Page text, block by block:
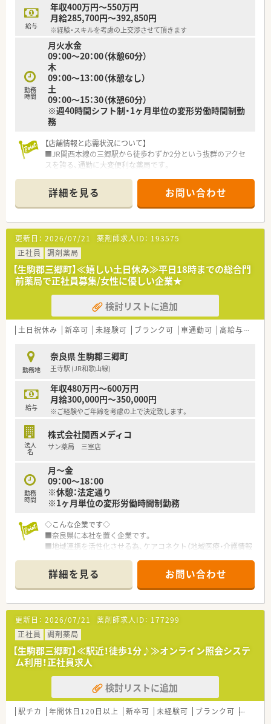
給与
年収400万円～550万円
月給285,700円～392,850円
※経験・スキルを考慮の上交渉させて頂きます
勤務
時間
月火水金
09：00～20：00（休憩60分）
木
09：00～13：00（休憩なし）
土
09：00～15：30（休憩60分）
※週40時間シフト制・1ヶ月単位の変形労働時間制勤
務
【店舗情報と応需状況について】
■JR関西本線の三郷駅から徒歩わずか2分という抜群のアクセ
スを誇る、通勤に大変便利な薬局です。
療にも積極的に取り組んでいます。
■1日の処方箋枚数は60～70枚で、現在は常勤薬剤師1名とパー
ト薬剤師2名、事務スタッフで運営しています。
【職場環境と雰囲気】
■一日あたりの処方箋枚数が少ないため、焦ることなく自分のペ
ースでじっくりと業務に取り組めます。
■地域に密着した店舗のため、顔なじみの患者様が多く、アット
ホームで温かい雰囲気が特徴です。
■急なお休みにも法人全体で対応できるヘルプ体制が整ってお
り、安心して働くことができる職場です。
【法人特徴について】
■奈良県内を中心に27店舗の調剤薬局を展開し、地域住民の健
■「現場の薬剤師が主役」という方針を掲げており、各店舗の特
色を活かした運営を尊重する社風です。
■充実したヘルプ体制が整っているため、組織全体で支え合いな
がら希望休も取得しやすい環境です。
詳細を見る お問い合わせ
更新日： 2026/07/21 薬剤師求人ID： 193575
正社員
調剤薬局
【生駒郡三郷町】≪嬉しい土日休み≫平日18時までの総合門
前薬局で正社員募集/女性に優しい企業★
検討リストに追加
土日祝休み 新卒可 未経験可 ブランク可 車通勤可 高給与(600万円以上)
勤務地
奈良県 生駒郡三郷町
王寺駅 (JR和歌山線)
給与
年収480万円～600万円
月給300,000円～350,000円
※ご経験やご年齢を考慮の上で決定致します。
法人
名
株式会社関西メディコ
サン薬局 三室店
勤務
時間
月～金
09：00～18：00
※休憩：法定通り
※1ヶ月単位の変形労働時間制勤務
◇こんな企業です◇
■奈良県に本社を置く企業です。
■地域連携を活性化させる為、ケアコネクト（地域医療・介護情報
■ボトムアップを大切にする会社です。在宅推進チームや学会
発表チーム、マニュアルチームなど手上げ式で有志を募り、やり
たい仕事をしてもらいながら社内を活気付けたいという考えで
す。
■ライフワークバランスも重視されており、有休取得率100％、
育休取得・復帰率100％、平均残業時間7ｈ/月、離職率5％など従
業員満足度は非常に高いです。
■ボトムアップ・地域連携・ライフワークバランスを実現してい
る結果、「優良企業ガイド 2018」にて奈良県1位を獲得！
詳細を見る お問い合わせ
更新日： 2026/07/21 薬剤師求人ID： 177299
正社員
調剤薬局
【生駒郡三郷町】≪駅近！徒歩1分♪≫オンライン照会システ
ム利用！正社員求人
検討リストに追加
駅チカ 年間休日120日以上 新卒可 未経験可 ブランク可 高給与